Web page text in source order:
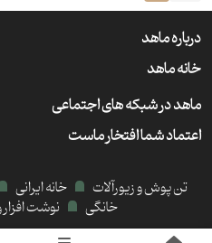
درباره ماهد
خانه ماهد
ماهد در شبکه های اجتماعی
اعتماد شما افتخار ماست
تن پوش و زیورآلات خانه ایرانی
خانگی
نوشت